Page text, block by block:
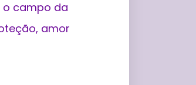
o campo da
amor